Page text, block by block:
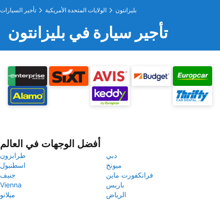
تأجير السيارات الولايات المتحدة الأمريكية بليزانتون
تأجير سيارة في بليزانتون
أفضل الوجهات في العالم
طرابزون
دبي
اسطنبول
ميونخ
جنيف
فرانكفورت ماين
Vienna
باريس
ميلانو
الرياض